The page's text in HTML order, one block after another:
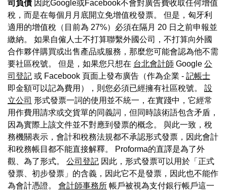
司負債因此Google或Facebook不會對廣告費收取任何增值
稅，而是在每個月月底開立免增值稅發票。 但是，匈牙利
適用的增值稅（目前為 27%）必須在隔月 20 日之前申報並
繳納。 如果自僱人士不打算聯繫外國公司，不打算向外國
合作夥伴購買或出售產品或服務，那麼您可能會認為他不需
要社區稅號。 但是，如果您只想在 台北會計師 Google 公
司登記 或 Facebook 頁面上發布廣告（作為企業 - 記帳士
即金額可以記為費用），則您必須已經擁有社區稅號。 設
立公司 形式發票一詞的使用並不統一，在實踐中，它經常
用作費用請求或交貨單的同義詞，但同時該術語包含矛盾，
因為實際上該文件並不對應到發票的概念。 與此一致，稅
務機關表示，會計和稅務法規都不承認形式發票，因此會計
和稅務帳目都不能直接解釋。 Proforma的直譯是為了外
觀、為了形式。 公司登記 因此，形式發票可以用於「正式
發票、初步發票」的含義，因此它不是發票，因此也不能作
為會計憑證。 會計師事務所 帳戶被視為支付銀行帳戶這一